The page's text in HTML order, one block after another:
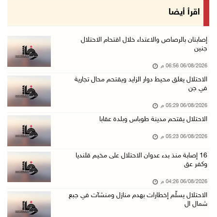
الخليلي تبحث مع النائب العام تعزيز الشراكة في ...
وزير العدل يبحث مع السفير التركي تعزيز التعاو ...
06/آب/2026 02:37 م
سلطة النقد: ارتفاع نسبة الشمول المالي في فلسط ...
الاحتلال يسلّم إخطارات بهدم منازل ومنشآت في ج ...
افتتاح سوق الباذنجان البتيري السنوي في بتير غ ...
06/آب/2026 01:50 م
اقرأ أيضا
إصابتان بالرصاص والاعتداء خلال اقتحام الاحتلال
جنين
06/08/2026 06:56 م
الاحتلال يغلق محيط دوار الزايد ويقتحم محال تجارية
في جن
06/08/2026 05:29 م
الاحتلال يقتحم مدينة طوباس وبلدة عقابا
06/08/2026 05:23 م
16 إصابة منذ بدء عدوان الاحتلال على مخيم قلنديا
وكفر عق
06/08/2026 04:26 م
الاحتلال يسلّم إخطارات بهدم منازل ومنشآت في جبع
شمال ال